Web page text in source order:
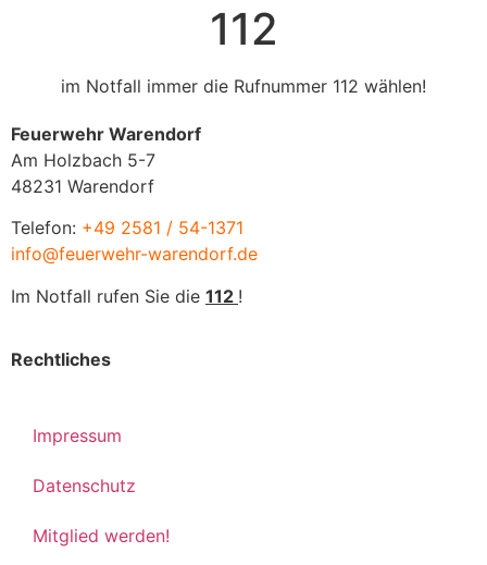
112
im Notfall immer die Rufnummer 112 wählen!
Feuerwehr Warendorf
Am Holzbach 5-7
48231 Warendorf
Telefon: +49 2581 / 54-1371
info@feuerwehr-warendorf.de
Im Notfall rufen Sie die 112 !
Rechtliches
Impressum
Datenschutz
Mitglied werden!